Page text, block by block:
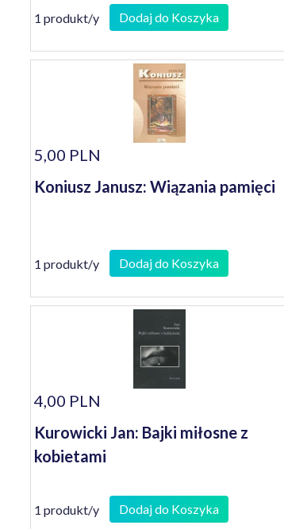
1 produkt/y Dodaj do Koszyka
5,00 PLN
Koniusz Janusz: Wiązania pamięci
1 produkt/y Dodaj do Koszyka
4,00 PLN
Kurowicki Jan: Bajki miłosne z
kobietami
1 produkt/y Dodaj do Koszyka